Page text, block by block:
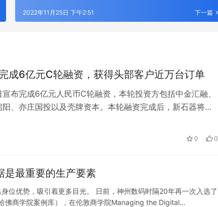
下一篇
2022年11月25日 下午2:51
成6亿元C轮融资，获得头部客户近万台订单
布完成6亿元人民币C轮融资，本轮投资方包括中金汇融、
、亦庄国投以及壳牌资本。本轮融资完成后，新石器将继
半场“赛点”，能否在这个关键节点抢占商业化先机，成为各
0 0
是最重要的生产要素
位优势，吸引着更多目光。 日前，神州数码时隔20年再一次入选了
商学院案例库），在伦敦商学院Managing the Digital